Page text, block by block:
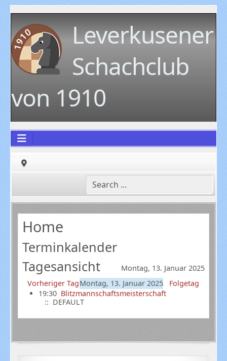
Leverkusener
Schachclub
von 1910
Home
Terminkalender
Tagesansicht
Montag, 13. Januar 2025
Vorheriger TagMontag, 13. Januar 2025
Folgetag
19:30 Blitzmannschaftsmeisterschaft
:: DEFAULT